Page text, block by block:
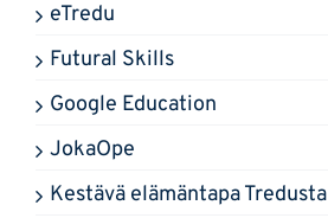
eTredu
Futural Skills
Google Education
JokaOpe
Kestävä elämäntapa Tredusta